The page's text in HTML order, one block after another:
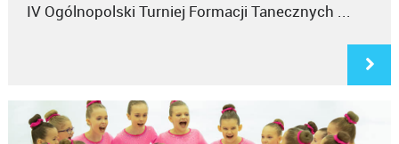
IV Ogólnopolski Turniej Formacji Tanecznych ...